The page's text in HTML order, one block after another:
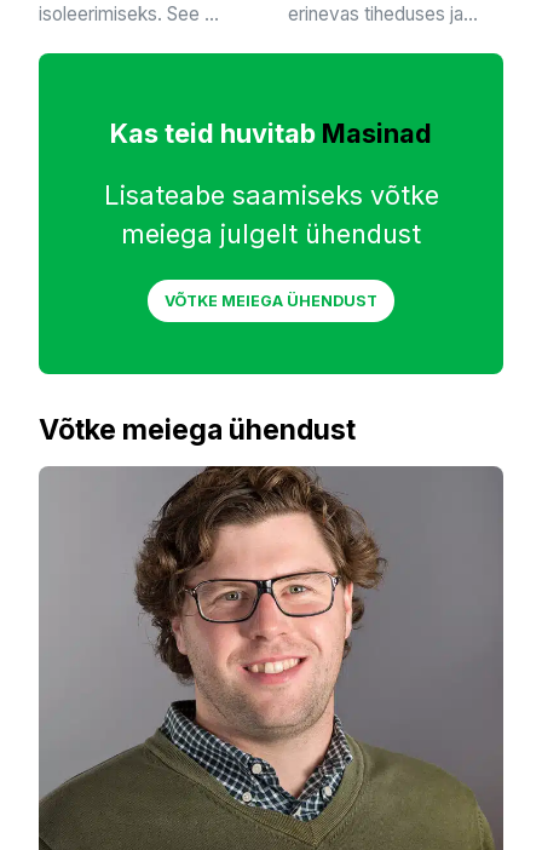
isoleerimiseks. See ...
erinevas tiheduses ja...
Kas teid huvitab Masinad
Lisateabe saamiseks võtke
meiega julgelt ühendust
VÕTKE MEIEGA ÜHENDUST
Võtke meiega ühendust